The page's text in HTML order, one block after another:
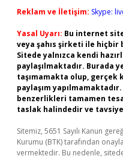
Reklam ve İletişim: Skype:
Yasal Uyarı: Bu internet
veya şahıs şirketi ile hiçbir
Sitede yalnızca kendi
paylaşılmaktadır. Burada
taşımamakta olup, gerçek
paylaşım
benzerlikleri tamamen
taslak halindedir ve
Sitemiz, 5651 Sayılı Kanun
Kurumu (BTK) tarafından
vermektedir. Bu nedenle,